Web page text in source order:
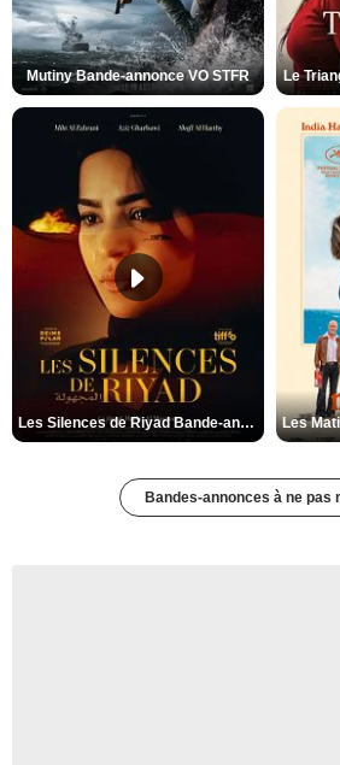
Mutiny Bande-annonce VO STFR Le
Les Silences de Riyad Bande-annonce VO STFR
Bandes-annonces à ne pas